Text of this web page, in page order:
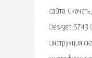
сайта.
Deskjet 5743
инструкция